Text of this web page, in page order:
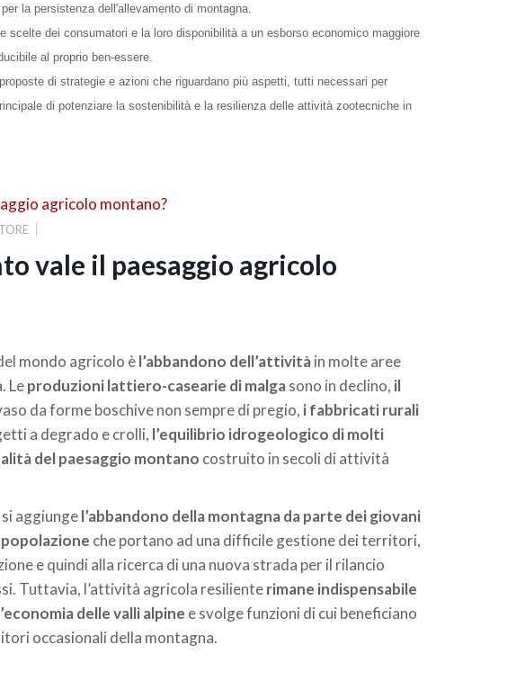
la persistenza dell'allevamento di montagna.
scelte dei consumatori e la loro disponibilità a un esborso economico maggiore
al proprio ben-essere.
di strategie e azioni che riguardano più aspetti, tutti necessari per
di potenziare la sostenibilità e la resilienza delle attività zootecniche in
vale il paesaggio agricolo
mondo agricolo èl’abbandono dell’attivitàin molte aree
Leproduzioni lattiero-casearie di malgasono in declino, il
da forme boschive non sempre di pregio, i fabbricati rurali
a degrado e crolli, l’equilibrio idrogeologico di molti
del paesaggio montano costruito in secoli di attività
aggiungel’abbandono della montagna da parte dei giovani
che portano ad una difficile gestione dei territori,
e quindi alla ricerca di una nuova strada per il rilancio
Tuttavia, l’attività agricola resilienterimane indispensabile
delle valli alpine e svolge funzioni di cui beneficiano
occasionali della montagna.